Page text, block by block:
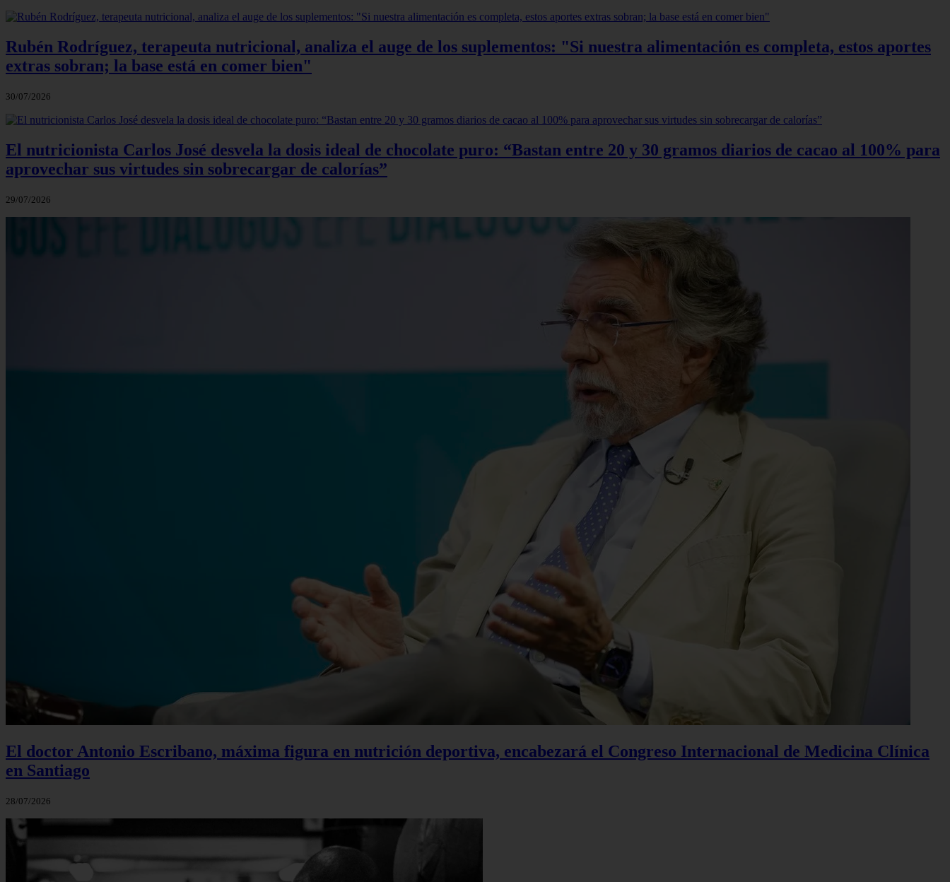
Rubén Rodríguez, terapeuta nutricional, analiza el auge de los suplementos: "Si nuestra alimentación es completa, estos aportes
extras sobran; la base está en comer bien"
30/07/2026
El nutricionista Carlos José desvela la dosis ideal de chocolate puro: “Bastan entre 20 y 30 gramos diarios de cacao al 100% para
aprovechar sus virtudes sin sobrecargar de calorías”
29/07/2026
El doctor Antonio Escribano, máxima figura en nutrición deportiva, encabezará el Congreso Internacional de Medicina Clínica
en Santiago
28/07/2026